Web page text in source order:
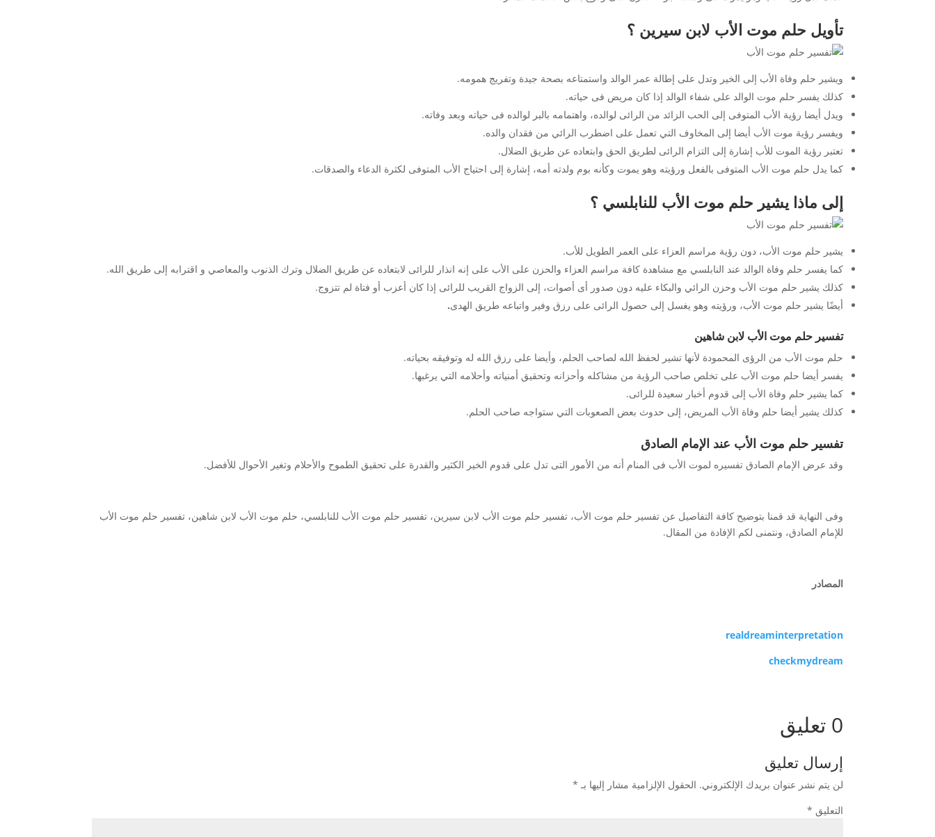
تأويل حلم موت الأب لابن سيرين ؟
ويشير حلم وفاة الأب إلى الخير وتدل على إطالة عمر الوالد واستمتاعه بصحة جيدة وتفريج همومه.
كذلك يفسر حلم موت الوالد على شفاء الوالد إذا كان مريض فى حياته.
ويدل أيضا رؤية الأب المتوفى إلى الحب الزائد من الرائى لوالده، واهتمامه بالبر لوالده فى حياته وبعد وفاته.
ويفسر رؤية موت الأب أيضا إلى المخاوف التي تعمل على اضطرب الرائي من فقدان والده.
تعتبر رؤية الموت للأب إشارة إلى التزام الرائى لطريق الحق وابتعاده عن طريق الضلال.
كما يدل حلم موت الأب المتوفى بالفعل ورؤيته وهو يموت وكأنه بوم ولدته أمه، إشارة إلى احتياج الأب المتوفى لكثرة الدعاء والصدقات.
إلى ماذا يشير حلم موت الأب للنابلسي ؟
يشير حلم موت الأب، دون رؤية مراسم العزاء على العمر الطويل للأب.
كما يفسر حلم وفاة الوالد عند النابلسي مع مشاهدة كافة مراسم العزاء والحزن على الأب على إنه انذار للرائى لابتعاده عن طريق الضلال وترك الذنوب والمعاصي و اقترابه إلى طريق الله.
كذلك يشير حلم موت الأب وحزن الرائي والبكاء عليه دون صدور أى أصوات، إلى الزواج القريب للرائى إذا كان أعزب أو فتاة لم تتزوج.
أيضًا يشير حلم موت الأب، ورؤيته وهو يغسل إلى حصول الرائى على رزق وفير واتباعه طريق الهدى.
تفسير حلم موت الأب لابن شاهين
حلم موت الأب من الرؤى المحمودة لأنها تشير لحفظ الله لصاحب الحلم، وأيضا على رزق الله له وتوفيقه بحياته.
يفسر أيضا حلم موت الأب على تخلص صاحب الرؤية من مشاكله وأحزانه وتحقيق أمنياته وأحلامه التي يرغبها.
كما يشير حلم وفاة الأب إلى قدوم أخبار سعيدة للرائى.
كذلك يشير أيضا حلم وفاة الأب المريض، إلى حدوث بعض الصعوبات التي ستواجه صاحب الحلم.
تفسير حلم موت الأب عند الإمام الصادق
وقد عرض الإمام الصادق تفسيره لموت الأب فى المنام أنه من الأمور التى تدل على قدوم الخير الكثير والقدرة على تحقيق الطموح والأحلام وتغير الأحوال للأفضل.
وفى النهاية قد قمنا بتوضيح كافة التفاصيل عن تفسير حلم موت الأب، تفسير حلم موت الأب لابن سيرين، تفسير حلم موت الأب للنابلسي، حلم موت الأب لابن شاهين، تفسير حلم موت الأب
للإمام الصادق، ونتمنى لكم الإفادة من المقال.
المصادر
realdreaminterpretation
checkmydream
0 تعليق
إرسال تعليق
لن يتم نشر عنوان بريدك الإلكتروني. الحقول الإلزامية مشار إليها بـ *
التعليق *